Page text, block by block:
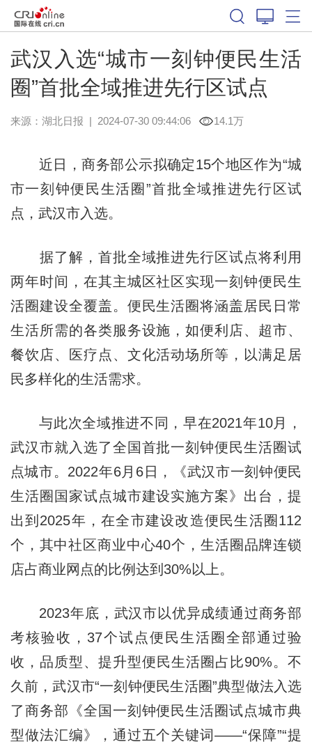
武汉入选“城市一刻钟便民生活
圈”首批全域推进先行区试点
来源： 湖北日报 | 2024-07-30 09:44:06 14.1万
近日，商务部公示拟确定15个地区作为“城
市一刻钟便民生活圈”首批全域推进先行区试
点，武汉市入选。
据了解，首批全域推进先行区试点将利用
两年时间，在其主城区社区实现一刻钟便民生
活圈建设全覆盖。便民生活圈将涵盖居民日常
生活所需的各类服务设施，如便利店、超市、
餐饮店、医疗点、文化活动场所等，以满足居
民多样化的生活需求。
与此次全域推进不同，早在2021年10月，
武汉市就入选了全国首批一刻钟便民生活圈试
点城市。2022年6月6日，《武汉市一刻钟便民
生活圈国家试点城市建设实施方案》出台，提
出到2025年，在全市建设改造便民生活圈112
个，其中社区商业中心40个，生活圈品牌连锁
店占商业网点的比例达到30%以上。
2023年底，武汉市以优异成绩通过商务部
考核验收，37个试点便民生活圈全部通过验
收，品质型、提升型便民生活圈占比90%。不
久前，武汉市“一刻钟便民生活圈”典型做法入选
了商务部《全国一刻钟便民生活圈试点城市典
型做法汇编》，通过五个关键词——“保障”“提